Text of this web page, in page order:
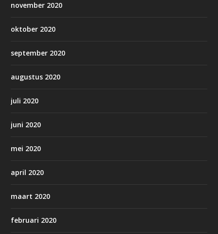
november 2020
oktober 2020
september 2020
augustus 2020
juli 2020
juni 2020
mei 2020
april 2020
maart 2020
februari 2020